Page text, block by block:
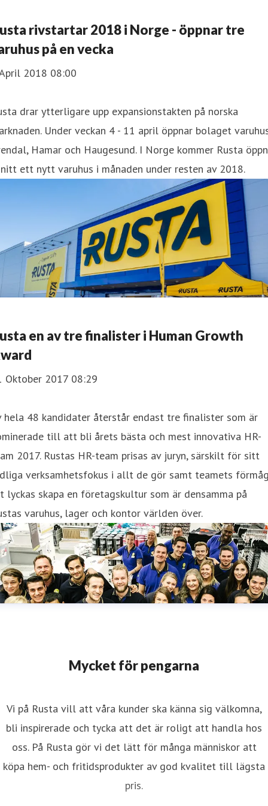
rivstartar 2018 i Norge - öppnar tre
på en vecka
2018 08:00
drar ytterligare upp expansionstakten på norska
Under veckan 4 - 11 april öppnar bolaget
Hamar och Haugesund. I Norge kommer Rusta
ett nytt varuhus i månaden under resten av 2018.
en av tre finalister i Human Growth
Oktober 2017 08:29
hela 48 kandidater återstår endast tre finalister som är
till att bli årets bästa och mest innovativa HR-
2017. Rustas HR-team prisas av juryn, särskilt för sitt
verksamhetsfokus i allt de gör samt teamets
lyckas skapa en företagskultur som är densamma på
varuhus, lager och kontor världen över.
Mycket för pengarna
Vi på Rusta vill att våra kunder ska känna sig välkomna,
bli inspirerade och tycka att det är roligt att handla hos
oss. På Rusta gör vi det lätt för många människor att
köpa hem- och fritidsprodukter av god kvalitet till lägsta
pris.